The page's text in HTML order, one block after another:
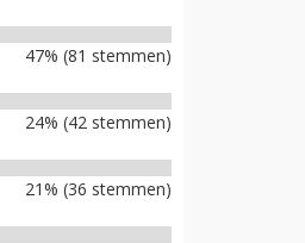
47% (81 stemmen)
24% (42 stemmen)
21% (36 stemmen)